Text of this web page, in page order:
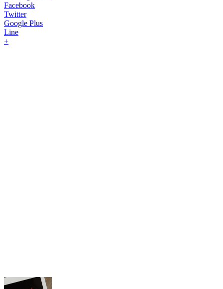
Facebook
Twitter
Google Plus
Line
+